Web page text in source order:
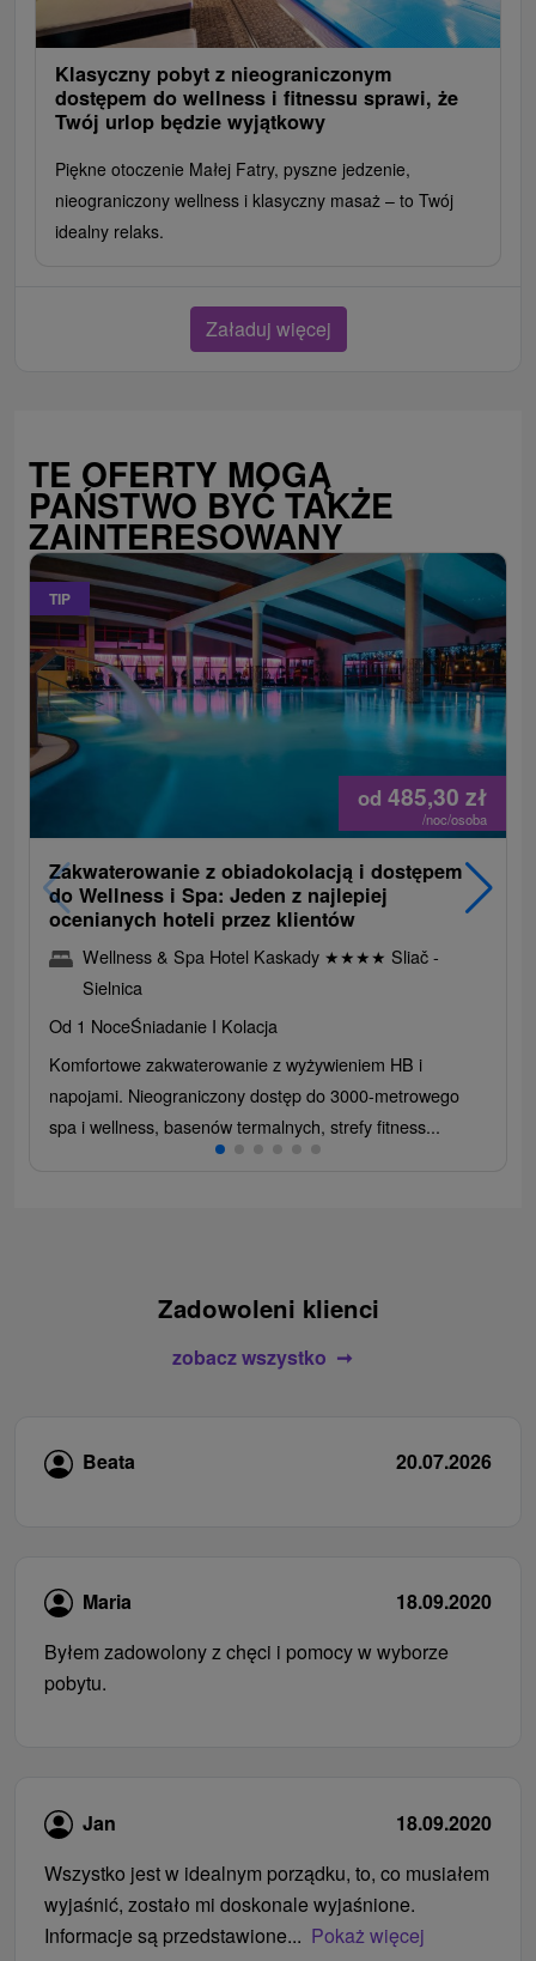
Klasyczny pobyt z nieograniczonym
dostępem do wellness i fitnessu sprawi, że
Twój urlop będzie wyjątkowy
Piękne otoczenie Małej Fatry, pyszne jedzenie,
nieograniczony wellness i klasyczny masaż – to Twój
idealny relaks.
Załaduj więcej
TE OFERTY MOGĄ
PAŃSTWO BYĆ TAKŻE
ZAINTERESOWANY
TIP
od 485,30 zł
/noc/osoba
Zakwaterowanie z obiadokolacją i dostępem
do Wellness i Spa: Jeden z najlepiej
ocenianych hoteli przez klientów
Wellness & Spa Hotel Kaskady ★★★★ Sliač -
Sielnica
Od 1 NoceŚniadanie I Kolacja
Komfortowe zakwaterowanie z wyżywieniem HB i
napojami. Nieograniczony dostęp do 3000-metrowego
spa i wellness, basenów termalnych, strefy fitness...
Zadowoleni klienci
zobacz wszystko
Beata 20.07.2026
Maria
18.09.2020
Byłem zadowolony z chęci i pomocy w wyborze
pobytu.
Jan
18.09.2020
Wszystko jest w idealnym porządku, to, co musiałem
wyjaśnić, zostało mi doskonale wyjaśnione.
Informacje są przedstawione... Pokaż więcej